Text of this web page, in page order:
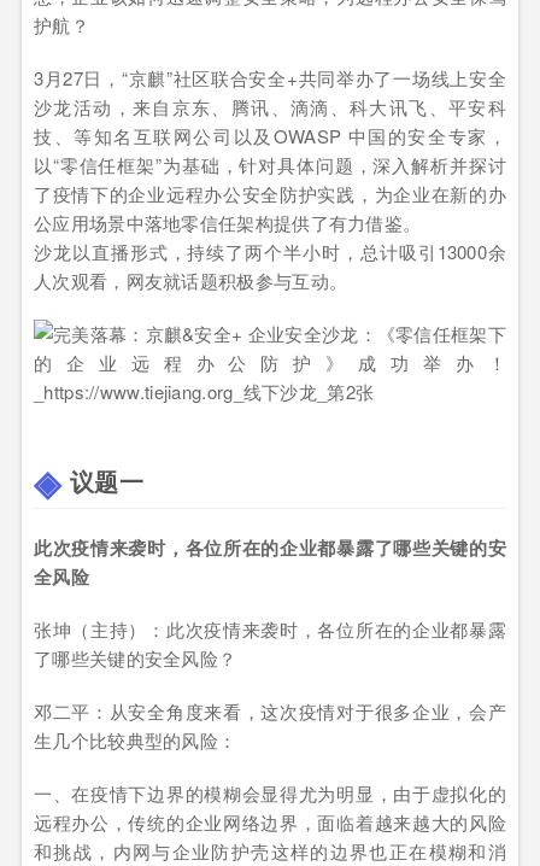
护航？
3月27日，“京麒”社区联合安全+共同举办了一场线上安全
沙龙活动，来自京东、腾讯、滴滴、科大讯飞、平安科
技、等知名互联网公司以及OWASP 中国的安全专家，
以“零信任框架”为基础，针对具体问题，深入解析并探讨
了疫情下的企业远程办公安全防护实践，为企业在新的办
公应用场景中落地零信任架构提供了有力借鉴。
沙龙以直播形式，持续了两个半小时，总计吸引13000余
人次观看，网友就话题积极参与互动。
议题一
此次疫情来袭时，各位所在的企业都暴露了哪些关键的安
全风险
张坤（主持）：此次疫情来袭时，各位所在的企业都暴露
了哪些关键的安全风险？
邓二平：从安全角度来看，这次疫情对于很多企业，会产
生几个比较典型的风险：
一、在疫情下边界的模糊会显得尤为明显，由于虚拟化的
远程办公，传统的企业网络边界，面临着越来越大的风险
和挑战，内网与企业防护壳这样的边界也正在模糊和消